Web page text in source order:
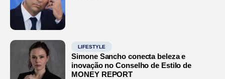
LIFESTYLE
Simone Sancho conecta beleza e
inovação no Conselho de Estilo de
MONEY REPORT